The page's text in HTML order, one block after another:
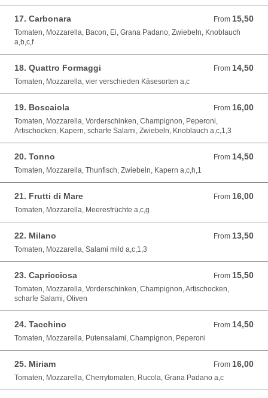
17. Carbonara From 15,50
From 15,50 EUR
Tomaten, Mozzarella, Bacon, Ei, Grana Padano, Zwiebeln, Knoblauch
a,b,c,f
18. Quattro Formaggi From 14,50
From 14,50 EUR
Tomaten, Mozzarella, vier verschieden Käsesorten a,c
19. Boscaiola From 16,00
From 16,00 EUR
Tomaten, Mozzarella, Vorderschinken, Champignon, Peperoni,
Artischocken, Kapern, scharfe Salami, Zwiebeln, Knoblauch a,c,1,3
20. Tonno From 14,50
From 14,50 EUR
Tomaten, Mozzarella, Thunfisch, Zwiebeln, Kapern a,c,h,1
21. Frutti di Mare From 16,00
From 16,00 EUR
Tomaten, Mozzarella, Meeresfrüchte a,c,g
22. Milano From 13,50
From 13,50 EUR
Tomaten, Mozzarella, Salami mild a,c,1,3
23. Capricciosa From 15,50
From 15,50 EUR
Tomaten, Mozzarella, Vorderschinken, Champignon, Artischocken,
scharfe Salami, Oliven
24. Tacchino From 14,50
From 14,50 EUR
Tomaten, Mozzarella, Putensalami, Champignon, Peperoni
25. Miriam From 16,00
From 16,00 EUR
Tomaten, Mozzarella, Cherrytomaten, Rucola, Grana Padano a,c